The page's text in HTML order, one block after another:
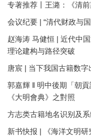
专著推荐丨王潞：《清前
会议纪要 | “清代财政与
赵海涛 马健恒 | 近代中
理论建构与路径突破
唐宸 | 当下我国古籍数
郭嘉輝 ‖ 明中後期「朝
《大明會典》之對照
方志类古籍地名识别及
新书快报 | 《海洋文明研